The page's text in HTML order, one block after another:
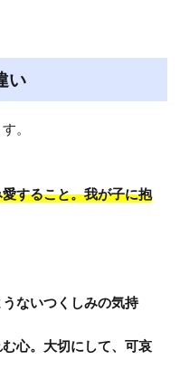
い
。
すること。我が子に抱
うないつくしみの気持
む心。大切にして、可哀